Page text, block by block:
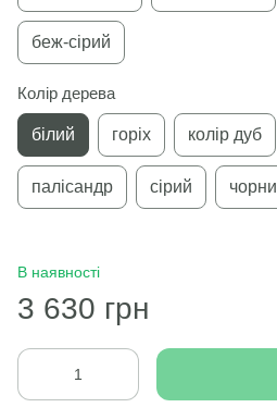
беж-сірий
Колір дерева
білий горіх колір дуб
палісандр сірий
В наявності
3 630 грн